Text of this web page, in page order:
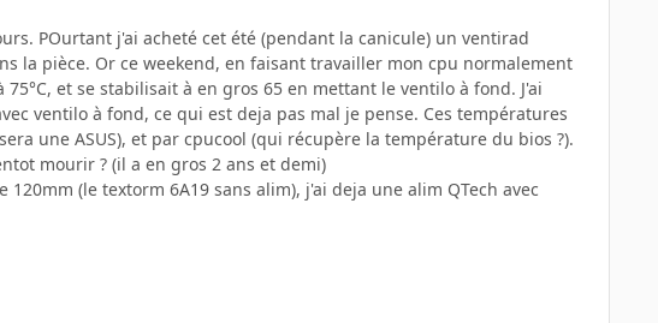
POurtant j'ai acheté cet été (pendant la canicule) un ventirad
la pièce. Or ce weekend, en faisant travailler mon cpu normalement
et se stabilisait à en gros 65 en mettant le ventilo à fond. J'ai
ventilo à fond, ce qui est deja pas mal je pense. Ces températures
une ASUS), et par cpucool (qui récupère la température du bios ?).
mourir ? (il a en gros 2 ans et demi)
(le textorm 6A19 sans alim), j'ai deja une alim QTech avec